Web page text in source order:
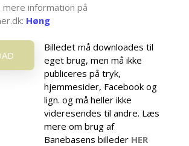
mere information på
Høng
Billedet må downloades til
eget brug, men må ikke
publiceres på tryk,
hjemmesider, Facebook og
lign. og må heller ikke
videresendes til andre. Læs
mere om brug af
Banebasens billeder HER